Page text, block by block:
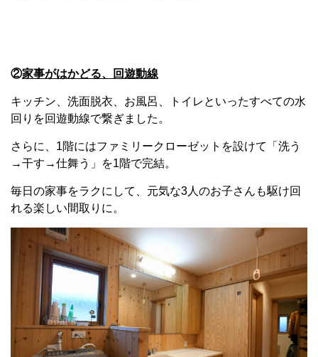
②家事がはかどる、回遊動線
キッチン、洗面脱衣、お風呂、トイレといったすべての水
回りを回遊動線で繋ぎました。
さらに、1階にはファミリークローゼットを設けて「洗う
→干す→仕舞う」を1階で完結。
毎日の家事をラクにして、元気な3人のお子さんも駆け回
れる楽しい間取りに。